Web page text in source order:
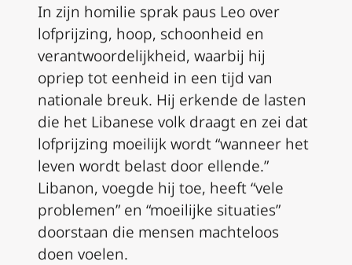
In zijn homilie sprak paus Leo over
lofprijzing, hoop, schoonheid en
verantwoordelijkheid, waarbij hij
opriep tot eenheid in een tijd van
nationale breuk. Hij erkende de lasten
die het Libanese volk draagt en zei dat
lofprijzing moeilijk wordt “wanneer het
leven wordt belast door ellende.”
Libanon, voegde hij toe, heeft “vele
problemen” en “moeilijke situaties”
doorstaan die mensen machteloos
doen voelen.